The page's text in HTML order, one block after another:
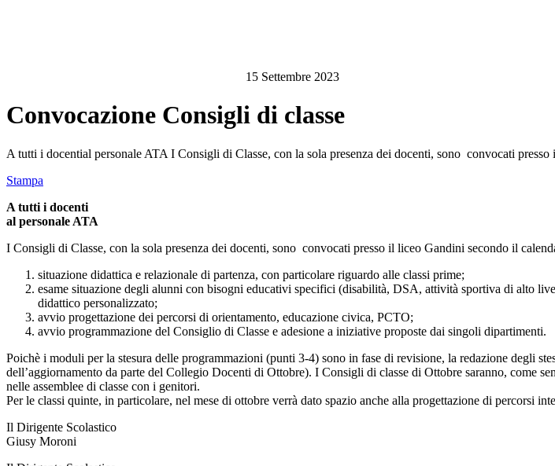
15 Settembre 2023
Convocazione Consigli di classe
A tutti i docential personale ATA I Consigli di Classe, con la sola presenza dei docenti, sono convocati
Stampa
A tutti i docenti
al personale ATA
I Consigli di Classe, con la sola presenza dei docenti, sono convocati presso il liceo Gandini secondo il
situazione didattica e relazionale di partenza, con particolare riguardo alle classi prime;
esame situazione degli alunni con bisogni educativi specifici (disabilità, DSA, attività sportiva di alto
didattico personalizzato;
avvio progettazione dei percorsi di orientamento, educazione civica, PCTO;
avvio programmazione del Consiglio di Classe e adesione a iniziative proposte dai singoli dipartimenti.
Poichè i moduli per la stesura delle programmazioni (punti 3-4) sono in fase di revisione, la redazione degli
dell’aggiornamento da parte del Collegio Docenti di Ottobre). I Consigli di classe di Ottobre saranno, come
nelle assemblee di classe con i genitori.
Per le classi quinte, in particolare, nel mese di ottobre verrà dato spazio anche alla progettazione di percorsi
Il Dirigente Scolastico
Giusy Moroni